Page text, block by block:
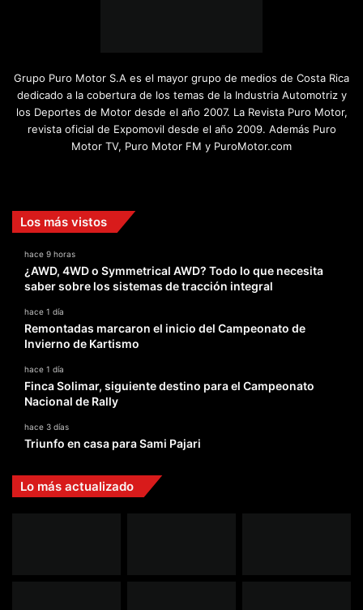
Grupo Puro Motor S.A es el mayor grupo de medios de Costa Rica
dedicado a la cobertura de los temas de la Industria Automotriz y
los Deportes de Motor desde el año 2007. La Revista Puro Motor,
revista oficial de Expomovil desde el año 2009. Además Puro
Motor TV, Puro Motor FM y PuroMotor.com
Los más vistos
hace 9 horas
¿AWD, 4WD o Symmetrical AWD? Todo lo que necesita
saber sobre los sistemas de tracción integral
hace 1 día
Remontadas marcaron el inicio del Campeonato de
Invierno de Kartismo
hace 1 día
Finca Solimar, siguiente destino para el Campeonato
Nacional de Rally
hace 3 días
Triunfo en casa para Sami Pajari
Lo más actualizado